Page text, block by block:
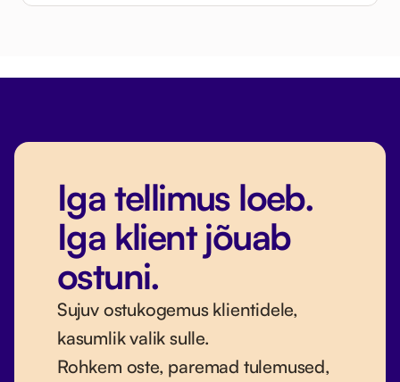
Iga tellimus loeb.
Iga klient jõuab
ostuni.
Sujuv ostukogemus klientidele,
kasumlik valik sulle.
Rohkem oste, paremad tulemused,